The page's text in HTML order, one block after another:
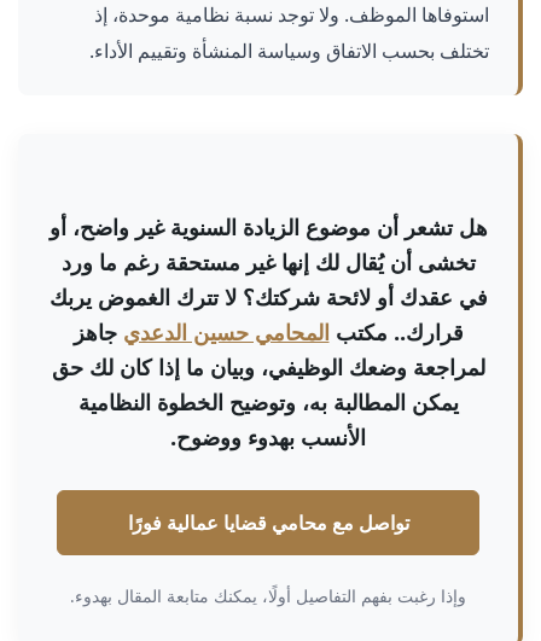
استوفاها الموظف. ولا توجد نسبة نظامية موحدة، إذ
تختلف بحسب الاتفاق وسياسة المنشأة وتقييم الأداء.
هل تشعر أن موضوع الزيادة السنوية غير واضح، أو
تخشى أن يُقال لك إنها غير مستحقة رغم ما ورد
في عقدك أو لائحة شركتك؟ لا تترك الغموض يربك
قرارك.. مكتب المحامي حسين الدعدي جاهز
لمراجعة وضعك الوظيفي، وبيان ما إذا كان لك حق
يمكن المطالبة به، وتوضيح الخطوة النظامية
الأنسب بهدوء ووضوح.
تواصل مع محامي قضايا عمالية فورًا
وإذا رغبت بفهم التفاصيل أولًا، يمكنك متابعة المقال بهدوء.